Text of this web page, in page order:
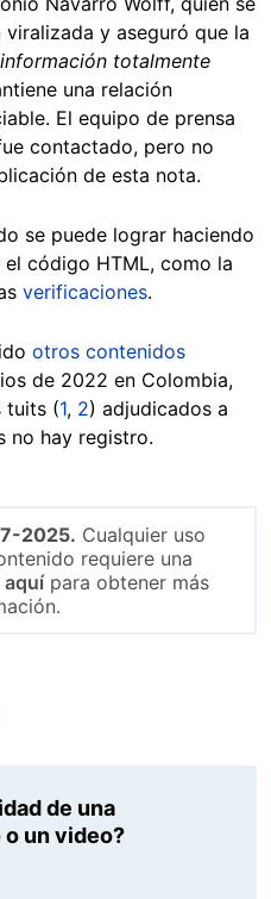
y aseguró que la
información totalmente
una relación
El equipo de prensa
contactado, pero no
de esta nota.
se puede lograr haciendo
código HTML, como la
verificaciones.
otros contenidos
de 2022 en Colombia,
tuits (1, 2) adjudicados a
no hay registro.
2025. Cualquier uso
requiere una
aquípara obtener más
de una
un video?